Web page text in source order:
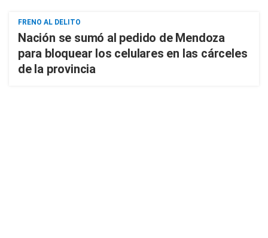
FRENO AL DELITO
Nación se sumó al pedido de Mendoza
para bloquear los celulares en las cárceles
de la provincia